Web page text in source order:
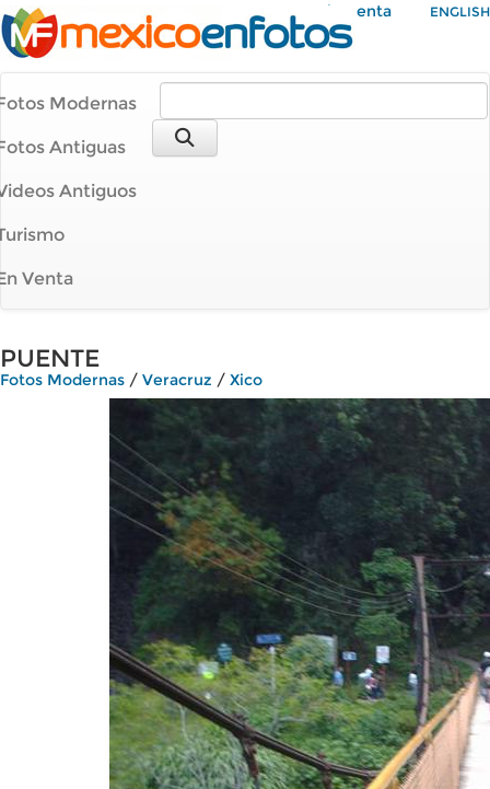
Mi Cuenta ENGLISH
Modernas
Antiguas
Antiguos
Venta
PUENTE
Fotos Modernas / Veracruz / Xico